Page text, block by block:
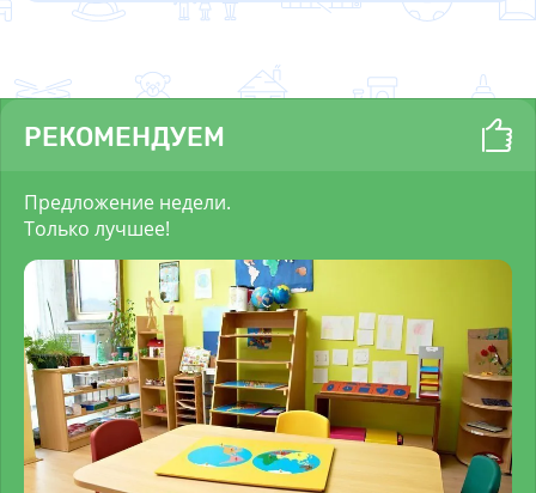
РЕКОМЕНДУЕМ
Предложение недели.
Только лучшее!